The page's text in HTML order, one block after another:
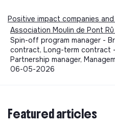
Positive impact companies
Association Moulin de Pont
Spin-off program manager -
contract, Long-term contract
Partnership manager,
06-05-2026
Featured articles